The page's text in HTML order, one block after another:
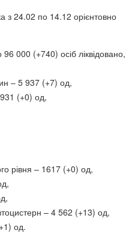
з 24.02 по 14.12 орієнтовно
000 (+740) осіб ліквідовано,
‒ 5 937 (+7) од,
(+0) од,
рівня – 1617 (+0) од,
– 4 562 (+13) од,
од.